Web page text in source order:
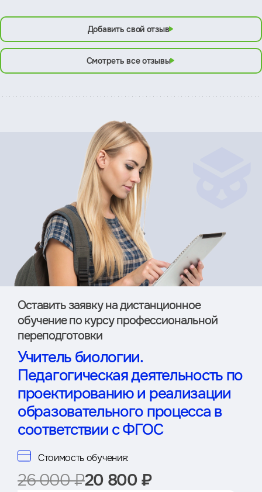
Добавить свой отзыв
Смотреть все отзывы
Оставить заявку на дистан­ционное
обучение по курсу профессиональной
переподготовки
Учитель биологии.
Педагогическая деятельность по
проектированию и реализации
образовательного процесса в
соответствии с ФГОС
Стоимость обучения:
26 000 ₽20 800 ₽